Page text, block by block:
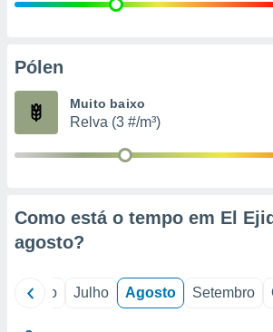
e
de
Pólen
Muito baixo
Relva (3 #/m³)
Como está o tempo em El
agosto?
Junho Julho Agosto Setembro